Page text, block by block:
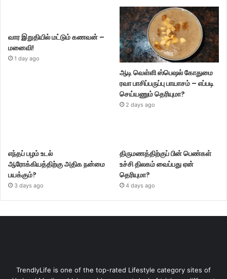
வார இறுதியில் மட்டும் கணவன் –
மனைவி!
1 day ago
ஆடி வெள்ளி ஸ்பெஷல் கோதுமை
ரவா பாசிப்பருப்பு பாயாசம் – எப்படி
செய்யணும் தெரியுமா?
2 days ago
எந்தப் பழம் உடல்
ஆரோக்கியத்திற்கு அதிக நன்மை
பயக்கும்?
3 days ago
திருமணத்திற்குப் பின் பெண்கள்
உச்சி திலகம் வைப்பது ஏன்
தெரியுமா?
4 days ago
TrendlyLife is one of the top-rated Lifestyle category sites of